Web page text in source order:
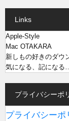
Links
Apple-Style
Mac OTAKARA
新しもの好きのダウ
気になる、記になる
プライバシーポ
プライバシーポ